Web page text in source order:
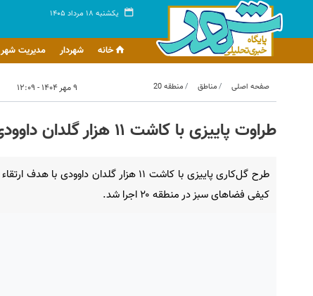
یکشنبه ۱۸ مرداد ۱۴۰۵
خانه شهردار مدیریت شهر
صفحه اصلی مناطق منطقه 20 ۹ مهر ۱۴۰۴ - ۱۲:۰۹
طراوت پاییزی با کاشت ۱۱ هزار گلدان داوودی در منطقه ۲۰
طرح گل‌کاری پاییزی با کاشت ۱۱ هزار گلدان داوودی با هدف ارتقاء
کیفی فضاهای سبز در منطقه ۲۰ اجرا شد.